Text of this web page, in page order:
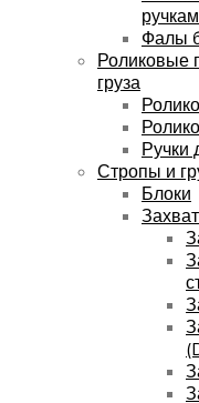
Фалы
Роликовые
груза
Ручки
Стропы и
Блоки